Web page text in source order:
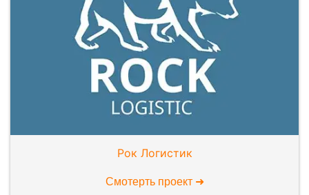
Рок Логистик
Смотерть проект ➜